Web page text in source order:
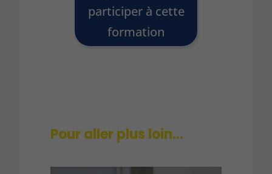
participer à cette
formation
Pour aller plus loin…